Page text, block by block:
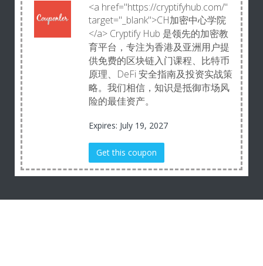
<a href="https://cryptifyhub.com/"
target="_blank">CH加密中心学院
</a> Cryptify Hub 是领先的加密教
育平台，专注为香港及亚洲用户提
供免费的区块链入门课程、比特币
原理、DeFi 安全指南及投资实战策
略。我们相信，知识是抵御市场风
险的最佳资产。
Expires: July 19, 2027
Get this coupon